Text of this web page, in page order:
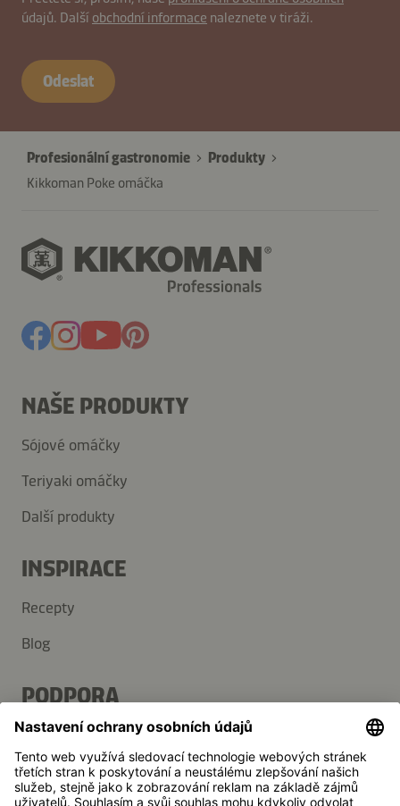
údajů. Další obchodní informace naleznete v tiráži.
B2B-
40467-
Odeslat
Profesionální gastronomie
Produkty
Kikkoman Poke omáčka
NAŠE PRODUKTY
Sójové omáčky
Teriyaki omáčky
Další produkty
INSPIRACE
Recepty
Blog
PODPORA
Kontakt
Často kladené dotazy